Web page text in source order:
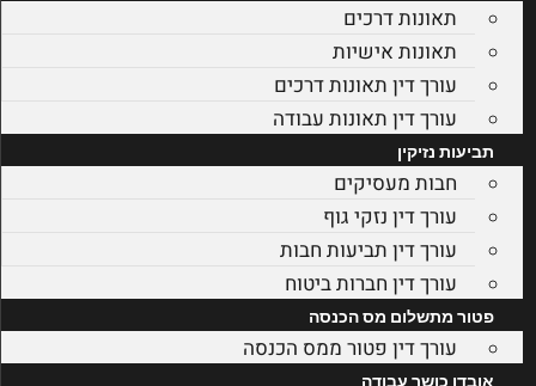
תאונות דרכים
תאונות אישיות
עורך דין תאונות דרכים
עורך דין תאונות עבודה
תביעות נזיקין
חבות מעסיקים
עורך דין נזקי גוף
עורך דין תביעות חבות
עורך דין חברות ביטוח
פטור מתשלום מס הכנסה
עורך דין פטור ממס הכנסה
אובדן כושר עבודה